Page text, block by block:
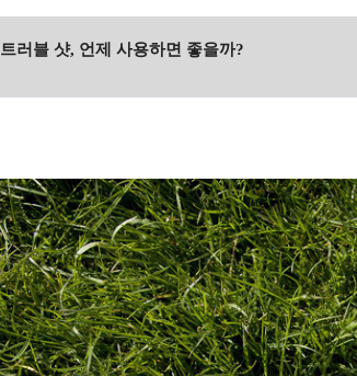
트러블 샷, 언제 사용하면 좋을까?